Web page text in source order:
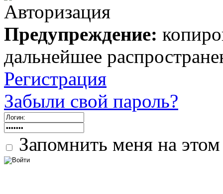
Авторизация
Предупреждение:
дальнейшее
Регистрация
Забыли свой пароль?
Запомнить меня на